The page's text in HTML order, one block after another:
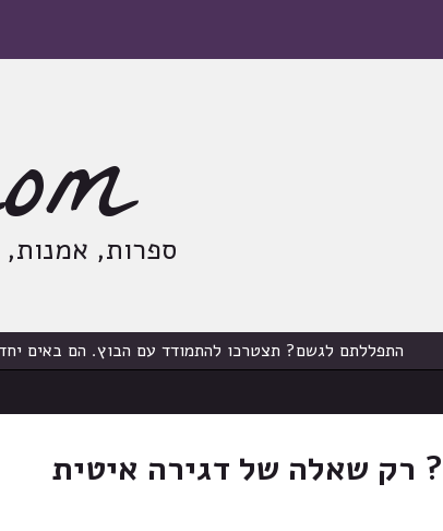
ספרות, אמנות,
התפללתם לגשם? תצטרכו להתמודד עם הבוץ. הם באים
רק שאלה של דגירה איטית